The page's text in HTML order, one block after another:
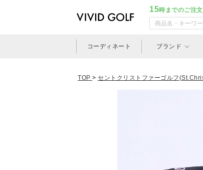
15時までのご注
コーディネート ブランド
TOP > セントクリストファーゴルフ